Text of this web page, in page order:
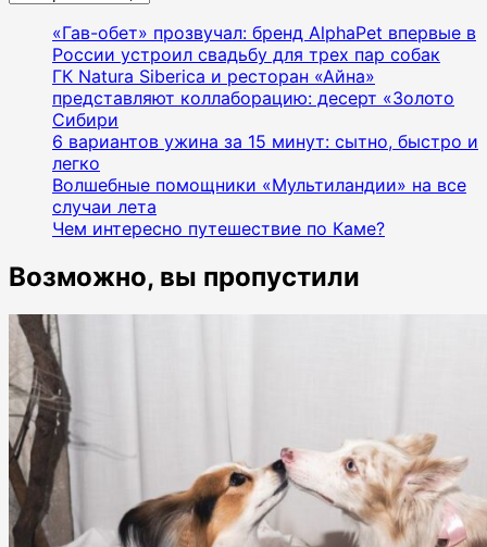
«Гав-обет» прозвучал: бренд AlphaPet впервые в
России устроил свадьбу для трех пар собак
ГК Natura Siberica и ресторан «Айна»
представляют коллаборацию: десерт «Золото
Сибири
6 вариантов ужина за 15 минут: сытно, быстро и
легко
Волшебные помощники «Мультиландии» на все
случаи лета
Чем интересно путешествие по Каме?
Возможно, вы пропустили